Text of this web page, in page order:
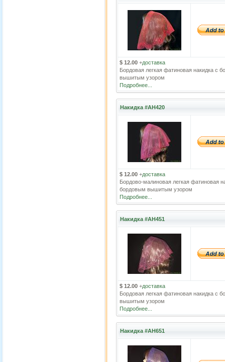
$ 12.00 +доставка
Бордовая легкая фатиновая накидка с
вышитым узором
Подробнее...
Накидка #АН420
$ 12.00 +доставка
Бордово-малиновая легкая фатиновая
бордовым вышитым узором
Подробнее...
Накидка #АН451
$ 12.00 +доставка
Бордовая легкая фатиновая накидка с
вышитым узором
Подробнее...
Накидка #АН651